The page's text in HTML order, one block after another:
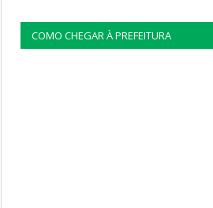
COMO CHEGAR À PREFEITURA